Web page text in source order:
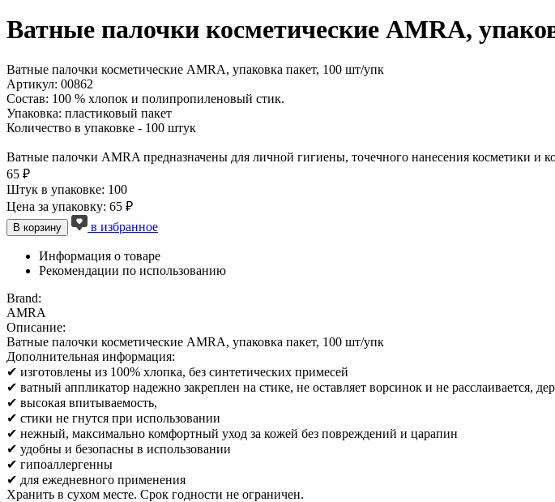
Ватные палочки косметические AMRA,
Ватные палочки косметические AMRA, упаковка пакет, 100 шт/упк
Артикул: 00862
Состав: 100 % хлопок и полипропиленовый стик.
Упаковка: пластиковый пакет
Количество в упаковке - 100 штук
Ватные палочки AMRA предназначены для личной гигиены, точечного нанесения косметики и
65 ₽
Штук в упаковке: 100
Цена за упаковку: 65 ₽
В корзину в избранное
Информация о товаре
Рекомендации по использованию
Brand:
AMRA
Описание:
Ватные палочки косметические AMRA, упаковка пакет, 100 шт/упк
Дополнительная информация:
✔ изготовлены из 100% хлопка, без синтетических примесей
✔ ватный аппликатор надежно закреплен на стике, не оставляет ворсинок и не расслаивается,
✔ высокая впитываемость,
✔ стики не гнутся при использовании
✔ нежный, максимально комфортный уход за кожей без повреждений и царапин
✔ удобны и безопасны в использовании
✔ гипоаллергенны
✔ для ежедневного применения
Хранить в сухом месте. Срок годности не ограничен.